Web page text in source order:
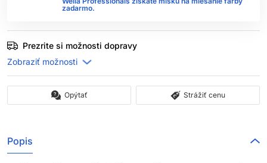
zadarmo.
Prezrite si možnosti dopravy
Opýtať Strážiť cenu
Popis